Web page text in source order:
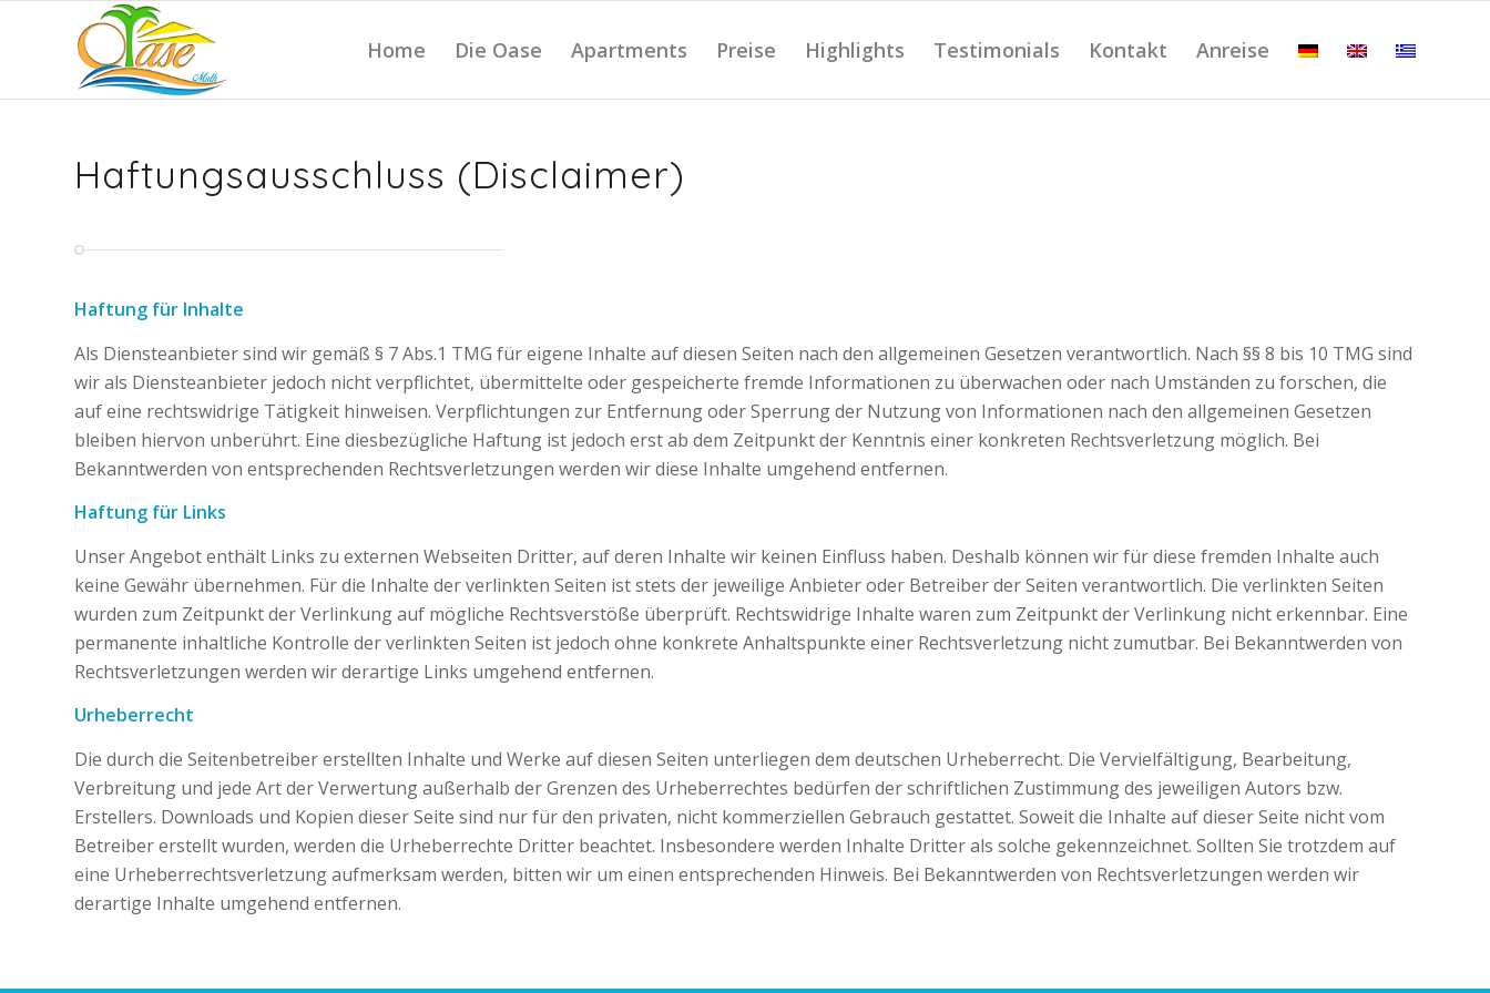
Home Die Oase Apartments Preise Highlights Testimonials Kontakt Anreise
Haftungsausschluss (Disclaimer)
Haftung für Inhalte
Als Diensteanbieter sind wir gemäß § 7 Abs.1 TMG für eigene Inhalte auf diesen Seiten nach den allgemeinen Gesetzen verantwortlich. Nach §§ 8 bis 10 TMG sind
wir als Diensteanbieter jedoch nicht verpflichtet, übermittelte oder gespeicherte fremde Informationen zu überwachen oder nach Umständen zu forschen, die
auf eine rechtswidrige Tätigkeit hinweisen. Verpflichtungen zur Entfernung oder Sperrung der Nutzung von Informationen nach den allgemeinen Gesetzen
bleiben hiervon unberührt. Eine diesbezügliche Haftung ist jedoch erst ab dem Zeitpunkt der Kenntnis einer konkreten Rechtsverletzung möglich. Bei
Bekanntwerden von entsprechenden Rechtsverletzungen werden wir diese Inhalte umgehend entfernen.
Haftung für Links
Unser Angebot enthält Links zu externen Webseiten Dritter, auf deren Inhalte wir keinen Einfluss haben. Deshalb können wir für diese fremden Inhalte auch
keine Gewähr übernehmen. Für die Inhalte der verlinkten Seiten ist stets der jeweilige Anbieter oder Betreiber der Seiten verantwortlich. Die verlinkten Seiten
wurden zum Zeitpunkt der Verlinkung auf mögliche Rechtsverstöße überprüft. Rechtswidrige Inhalte waren zum Zeitpunkt der Verlinkung nicht erkennbar. Eine
permanente inhaltliche Kontrolle der verlinkten Seiten ist jedoch ohne konkrete Anhaltspunkte einer Rechtsverletzung nicht zumutbar. Bei Bekanntwerden von
Rechtsverletzungen werden wir derartige Links umgehend entfernen.
Urheberrecht
Die durch die Seitenbetreiber erstellten Inhalte und Werke auf diesen Seiten unterliegen dem deutschen Urheberrecht. Die Vervielfältigung, Bearbeitung,
Verbreitung und jede Art der Verwertung außerhalb der Grenzen des Urheberrechtes bedürfen der schriftlichen Zustimmung des jeweiligen Autors bzw.
Erstellers. Downloads und Kopien dieser Seite sind nur für den privaten, nicht kommerziellen Gebrauch gestattet. Soweit die Inhalte auf dieser Seite nicht vom
Betreiber erstellt wurden, werden die Urheberrechte Dritter beachtet. Insbesondere werden Inhalte Dritter als solche gekennzeichnet. Sollten Sie trotzdem auf
eine Urheberrechtsverletzung aufmerksam werden, bitten wir um einen entsprechenden Hinweis. Bei Bekanntwerden von Rechtsverletzungen werden wir
derartige Inhalte umgehend entfernen.